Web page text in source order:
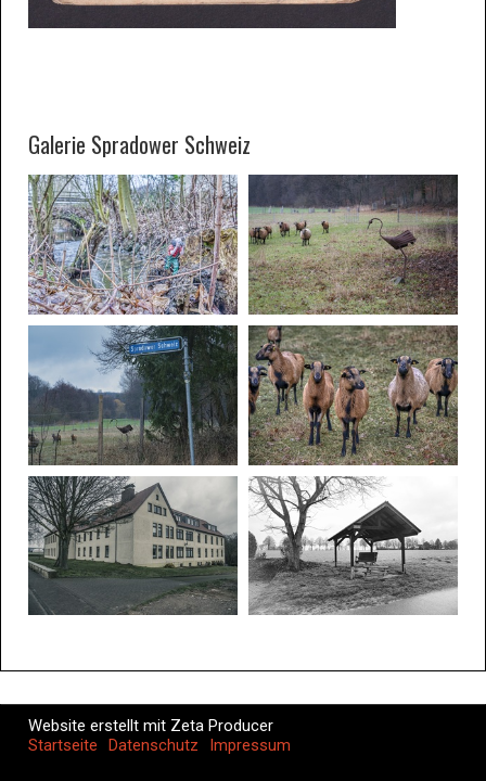
Galerie Spradower Schweiz
Website erstellt mit Zeta Producer
Startseite
Datenschutz Impressum